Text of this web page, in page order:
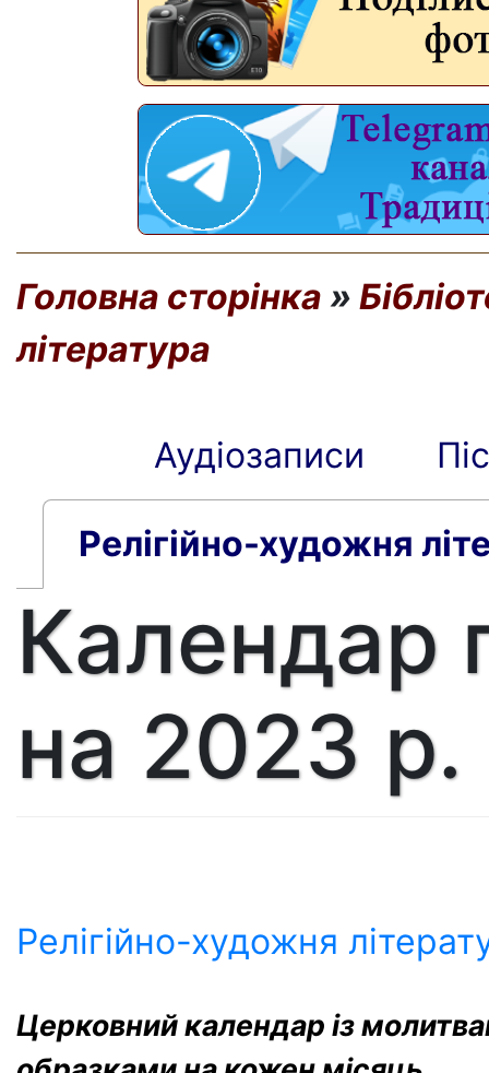
Головна сторінка »
література
Аудіозаписи
Релігійно-художня
Календар
на 2023 р.
Релігійно-художня
Церковний календар із